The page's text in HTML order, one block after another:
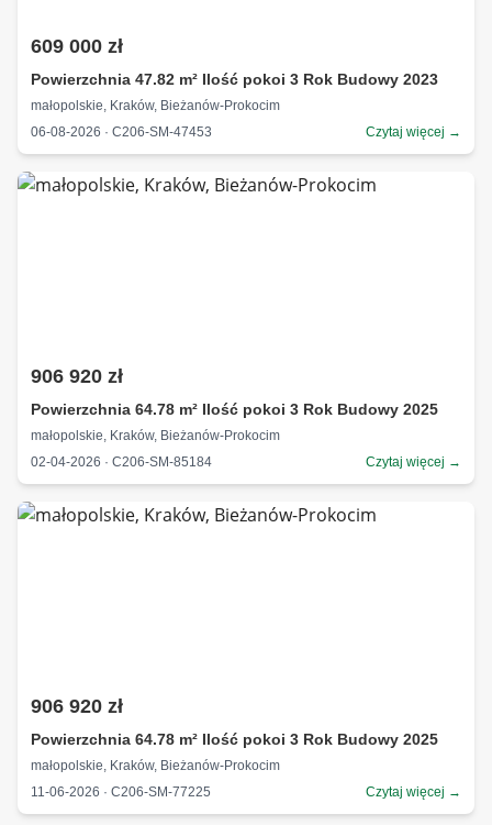
609 000 zł
Powierzchnia 47.82 m² Ilość pokoi 3 Rok Budowy 2023
małopolskie, Kraków, Bieżanów-Prokocim
06-08-2026 · C206-SM-47453
Czytaj więcej →
906 920 zł
Powierzchnia 64.78 m² Ilość pokoi 3 Rok Budowy 2025
małopolskie, Kraków, Bieżanów-Prokocim
02-04-2026 · C206-SM-85184
Czytaj więcej →
906 920 zł
Powierzchnia 64.78 m² Ilość pokoi 3 Rok Budowy 2025
małopolskie, Kraków, Bieżanów-Prokocim
11-06-2026 · C206-SM-77225
Czytaj więcej →